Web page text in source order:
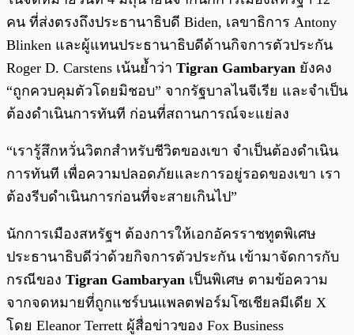
คน ที่ส่งตรงถึงประธานาธิบดี Biden, เลขาธิการ Antony
Blinken และผู้แทนประธานาธิบดีด้านกิจการตัวประกัน
Roger D. Carstens เน้นย้ำว่า Tigran Gambaryan ยังคง
“ถูกควบคุมตัวโดยมิชอบ” จากรัฐบาลไนจีเรีย และจำเป็น
ต้องดำเนินการทันที ก่อนที่สถานการณ์จะแย่ลง
“เรารู้สึกหวั่นวิตกสำหรับชีวิตของเขา จำเป็นต้องดำเนิน
การทันที เพื่อความปลอดภัยและการอยู่รอดของเขา เรา
ต้องรีบดำเนินการก่อนที่จะสายเกินไป”
นักการเมืองสหรัฐฯ ต้องการให้เอกอัครราชทูตพิเศษ
ประธานาธิบดีว่าด้วยกิจการตัวประกัน เข้ามาจัดการกับ
กรณีของ Tigran Gambaryan เป็นพิเศษ ตามข้อความ
จากจดหมายที่ถูกแชร์บนแพลตฟอร์มโซเชียลมีเดีย X
โดย Eleanor Terrett ผู้สื่อข่าวของ Fox Business